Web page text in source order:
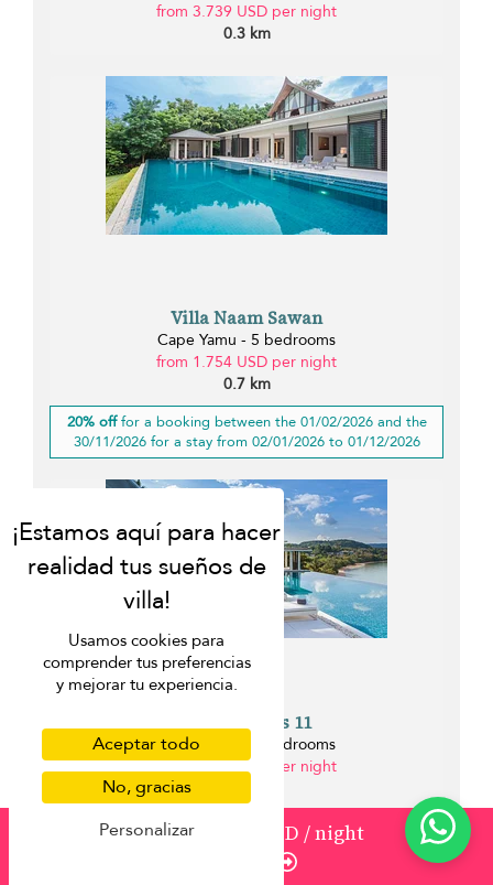
from1059 954 USD / night
from 3.739 USD per night
0.3 km
Villa Naam Sawan
Cape Yamu - 5 bedrooms
from 1.754 USD per night
0.7 km
20% offfor a booking between the 01/02/2026 and the
30/11/2026 for a stay from 02/01/2026 to 01/12/2026
Villa Ocean's 11
Cape Yamu - 6 bedrooms
from 1.781 USD per night
Usamos cookies para
comprender tus preferencias
y mejorar tu experiencia.
Aceptar todo
No, gracias
Personalizar